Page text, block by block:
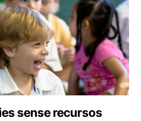
sense recursos